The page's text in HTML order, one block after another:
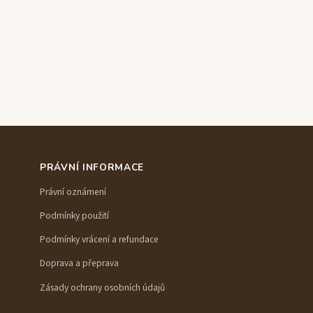
PRÁVNÍ INFORMACE
Právní oznámení
Podmínky použití
Podmínky vrácení a refundace
Doprava a přeprava
Zásady ochrany osobních údajů